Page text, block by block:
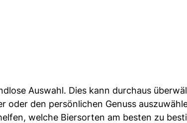
Auswahl. Dies kann durchaus
oder den persönlichen Genuss
welche Biersorten am besten zu